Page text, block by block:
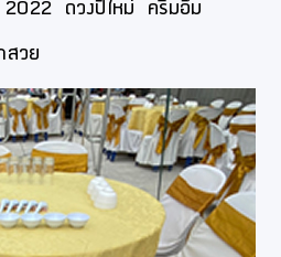
2022 ดวงปีใหม่ ครีมอึ๋ม
สวย